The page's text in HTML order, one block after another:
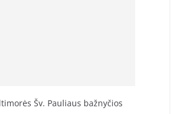
Šv. Pauliaus bažnyčios